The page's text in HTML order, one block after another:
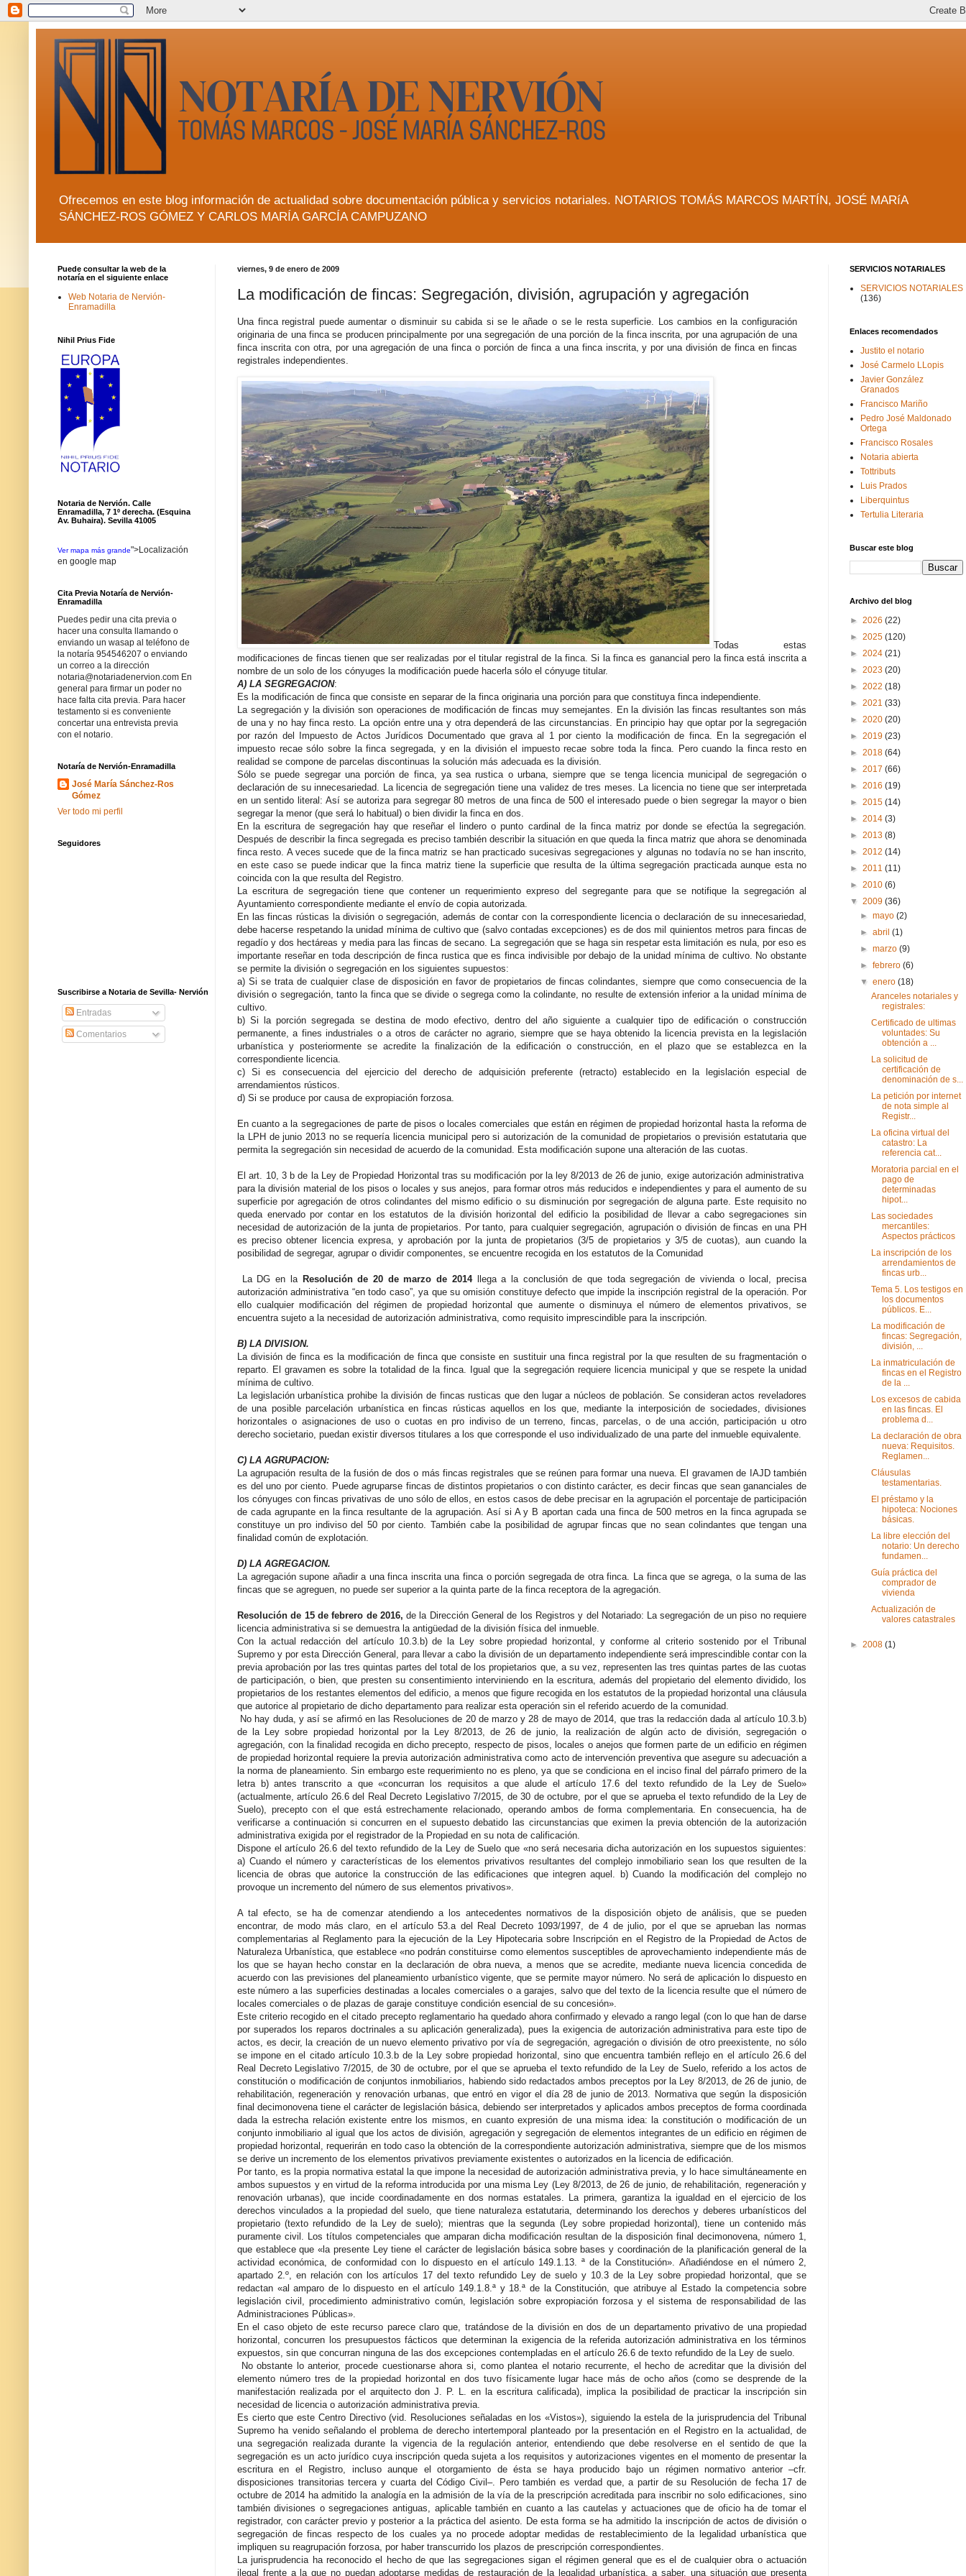
Ofrecemos en este blog información de actualidad sobre documentación pública y servicios notariales. NOTARIOS TOMÁS MARCOS MARTÍN, JOSÉ MARíA
SÁNCHEZ-ROS GÓMEZ Y CARLOS MARÍA GARCÍA CAMPUZANO
viernes, 9 de enero de 2009
La modificación de fincas: Segregación, división, agrupación y agregación
Una finca registral puede aumentar o disminuir su cabida si se le añade o se le resta superficie. Los cambios en la configuración
originaria de una finca se producen principalmente por una segregación de una porción de la finca inscrita, por una agrupación de una
finca inscrita con otra, por una agregación de una finca o porción de finca a una finca inscrita, y por una división de finca en fincas
registrales independientes.
Todas estas
modificaciones de fincas tienen que ser realizadas por el titular registral de la finca. Si la finca es ganancial pero la finca está inscrita a
nombre de un solo de los cónyuges la modificación puede hacerla sólo el cónyuge titular.
A) LA SEGREGACION:
Es la modificación de finca que consiste en separar de la finca originaria una porción para que constituya finca independiente.
La segregación y la división son operaciones de modificación de fincas muy semejantes. En la división las fincas resultantes son más
de una y no hay finca resto. La opción entre una y otra dependerá de las circunstancias. En principio hay que optar por la segregación
por razón del Impuesto de Actos Jurídicos Documentado que grava al 1 por ciento la modificación de finca. En la segregación el
impuesto recae sólo sobre la finca segregada, y en la división el impuesto recae sobre toda la finca. Pero cuando la finca resto en
realidad se compone de parcelas discontinuas la solución más adecuada es la división.
Sólo se puede segregar una porción de finca, ya sea rustica o urbana, siempre que se tenga licencia municipal de segregación o
declaración de su innecesariedad. La licencia de segregación tiene una validez de tres meses. La licencia no tiene que ser interpretada
en un sentido literal: Así se autoriza para segregar 80 metros de una finca de 500 el interesado puede o bien segregar la mayor o bien
segregar la menor (que será lo habitual) o bien dividir la finca en dos.
En la escritura de segregación hay que reseñar el lindero o punto cardinal de la finca matriz por donde se efectúa la segregación.
Después de describir la finca segregada es preciso también describir la situación en que queda la finca matriz que ahora se denominada
finca resto. A veces sucede que de la finca matriz se han practicado sucesivas segregaciones y algunas no todavía no se han inscrito,
en este caso se puede indicar que la finca matriz tiene la superficie que resulta de la última segregación practicada aunque esta no
coincida con la que resulta del Registro.
La escritura de segregación tiene que contener un requerimiento expreso del segregante para que se notifique la segregación al
Ayuntamiento correspondiente mediante el envío de copia autorizada.
En las fincas rústicas la división o segregación, además de contar con la correspondiente licencia o declaración de su innecesariedad,
debe hacerse respetando la unidad mínima de cultivo que (salvo contadas excepciones) es de dos mil quinientos metros para fincas de
regadío y dos hectáreas y media para las fincas de secano. La segregación que se haga sin respetar esta limitación es nula, por eso es
importante reseñar en toda descripción de finca rustica que es finca indivisible por debajo de la unidad mínima de cultivo. No obstante
se permite la división o segregación en los siguientes supuestos:
a) Si se trata de cualquier clase de disposición en favor de propietarios de fincas colindantes, siempre que como consecuencia de la
división o segregación, tanto la finca que se divide o segrega como la colindante, no resulte de extensión inferior a la unidad mínima de
cultivo.
b) Si la porción segregada se destina de modo efectivo, dentro del año siguiente a cualquier tipo de edificación o construcción
permanente, a fines industriales o a otros de carácter no agrario, siempre que se haya obtenido la licencia prevista en la legislación
urbanística y posteriormente se acredite la finalización de la edificación o construcción, en el plazo que se establezca en la
correspondiente licencia.
c) Si es consecuencia del ejercicio del derecho de adquisición preferente (retracto) establecido en la legislación especial de
arrendamientos rústicos.
d) Si se produce por causa de expropiación forzosa.
En cuanto a la segregaciones de parte de pisos o locales comerciales que están en régimen de propiedad horizontal hasta la reforma de
la LPH de junio 2013 no se requería licencia municipal pero si autorización de la comunidad de propietarios o previsión estatutaria que
permita la segregación sin necesidad de acuerdo de la comunidad. Esta modificación supone una alteración de las cuotas.
El art. 10, 3 b de la Ley de Propiedad Horizontal tras su modificación por la ley 8/2013 de 26 de junio, exige autorización administrativa
para la división material de los pisos o locales y sus anejos, para formar otros más reducidos e independientes y para el aumento de su
superficie por agregación de otros colindantes del mismo edificio o su disminución por segregación de alguna parte. Este requisito no
queda enervado por contar en los estatutos de la división horizontal del edificio la posibilidad de llevar a cabo segregaciones sin
necesidad de autorización de la junta de propietarios. Por tanto, para cualquier segregación, agrupación o división de fincas en una PH
es preciso obtener licencia expresa, y aprobación por la junta de propietarios (3/5 de propietarios y 3/5 de cuotas), aun cuando la
posibilidad de segregar, agrupar o dividir componentes, se encuentre recogida en los estatutos de la Comunidad
La DG en la Resolución de 20 de marzo de 2014llega a la conclusión de que toda segregación de vivienda o local, precisa
autorización administrativa “en todo caso”, ya que su omisión constituye defecto que impide la inscripción registral de la operación. Por
ello cualquier modificación del régimen de propiedad horizontal que aumente o disminuya el número de elementos privativos, se
encuentra sujeto a la necesidad de autorización administrativa, como requisito imprescindible para la inscripción.
B) LA DIVISION.
La división de finca es la modificación de finca que consiste en sustituir una finca registral por la que resulten de su fragmentación o
reparto. El gravamen es sobre la totalidad de la finca. Igual que la segregación requiere licencia municipal y que se respete la unidad
mínima de cultivo.
La legislación urbanística prohibe la división de fincas rusticas que den lugar a núcleos de población. Se consideran actos reveladores
de una posible parcelación urbanística en fincas rústicas aquellos en los que, mediante la interposición de sociedades, divisiones
horizontales o asignaciones de uso o cuotas en pro indiviso de un terreno, fincas, parcelas, o de una acción, participación u otro
derecho societario, puedan existir diversos titulares a los que corresponde el uso individualizado de una parte del inmueble equivalente.
C) LA AGRUPACION:
La agrupación resulta de la fusión de dos o más fincas registrales que se reúnen para formar una nueva. El gravamen de IAJD también
es del uno por ciento. Puede agruparse fincas de distintos propietarios o con distinto carácter, es decir fincas que sean gananciales de
los cónyuges con fincas privativas de uno sólo de ellos, en estos casos de debe precisar en la agrupación el porcentaje de participación
de cada agrupante en la finca resultante de la agrupación. Así si A y B aportan cada una finca de 500 metros en la finca agrupada se
constituye un pro indiviso del 50 por ciento. También cabe la posibilidad de agrupar fincas que no sean colindantes que tengan una
finalidad común de explotación.
D) LA AGREGACION.
La agregación supone añadir a una finca inscrita una finca o porción segregada de otra finca. La finca que se agrega, o la suma de las
fincas que se agreguen, no puede ser superior a la quinta parte de la finca receptora de la agregación.
Resolución de 15 de febrero de 2016, de la Dirección General de los Registros y del Notariado: La segregación de un piso no requiere
licencia administrativa si se demuestra la antigüedad de la división física del inmueble.
Con la actual redacción del artículo 10.3.b) de la Ley sobre propiedad horizontal, y conforme al criterio sostenido por el Tribunal
Supremo y por esta Dirección General, para llevar a cabo la división de un departamento independiente será imprescindible contar con la
previa aprobación por las tres quintas partes del total de los propietarios que, a su vez, representen las tres quintas partes de las cuotas
de participación, o bien, que presten su consentimiento interviniendo en la escritura, además del propietario del elemento dividido, los
propietarios de los restantes elementos del edificio, a menos que figure recogida en los estatutos de la propiedad horizontal una cláusula
que autorice al propietario de dicho departamento para realizar esta operación sin el referido acuerdo de la comunidad.
No hay duda, y así se afirmó en las Resoluciones de 20 de marzo y 28 de mayo de 2014, que tras la redacción dada al artículo 10.3.b)
de la Ley sobre propiedad horizontal por la Ley 8/2013, de 26 de junio, la realización de algún acto de división, segregación o
agregación, con la finalidad recogida en dicho precepto, respecto de pisos, locales o anejos que formen parte de un edificio en régimen
de propiedad horizontal requiere la previa autorización administrativa como acto de intervención preventiva que asegure su adecuación a
la norma de planeamiento. Sin embargo este requerimiento no es pleno, ya que se condiciona en el inciso final del párrafo primero de la
letra b) antes transcrito a que «concurran los requisitos a que alude el artículo 17.6 del texto refundido de la Ley de Suelo»
(actualmente, artículo 26.6 del Real Decreto Legislativo 7/2015, de 30 de octubre, por el que se aprueba el texto refundido de la Ley de
Suelo), precepto con el que está estrechamente relacionado, operando ambos de forma complementaria. En consecuencia, ha de
verificarse a continuación si concurren en el supuesto debatido las circunstancias que eximen la previa obtención de la autorización
administrativa exigida por el registrador de la Propiedad en su nota de calificación.
Dispone el artículo 26.6 del texto refundido de la Ley de Suelo que «no será necesaria dicha autorización en los supuestos siguientes:
a) Cuando el número y características de los elementos privativos resultantes del complejo inmobiliario sean los que resulten de la
licencia de obras que autorice la construcción de las edificaciones que integren aquel. b) Cuando la modificación del complejo no
provoque un incremento del número de sus elementos privativos».
A tal efecto, se ha de comenzar atendiendo a los antecedentes normativos de la disposición objeto de análisis, que se pueden
encontrar, de modo más claro, en el artículo 53.a del Real Decreto 1093/1997, de 4 de julio, por el que se aprueban las normas
complementarias al Reglamento para la ejecución de la Ley Hipotecaria sobre Inscripción en el Registro de la Propiedad de Actos de
Naturaleza Urbanística, que establece «no podrán constituirse como elementos susceptibles de aprovechamiento independiente más de
los que se hayan hecho constar en la declaración de obra nueva, a menos que se acredite, mediante nueva licencia concedida de
acuerdo con las previsiones del planeamiento urbanístico vigente, que se permite mayor número. No será de aplicación lo dispuesto en
este número a las superficies destinadas a locales comerciales o a garajes, salvo que del texto de la licencia resulte que el número de
locales comerciales o de plazas de garaje constituye condición esencial de su concesión».
Este criterio recogido en el citado precepto reglamentario ha quedado ahora confirmado y elevado a rango legal (con lo que han de darse
por superados los reparos doctrinales a su aplicación generalizada), pues la exigencia de autorización administrativa para este tipo de
actos, es decir, la creación de un nuevo elemento privativo por vía de segregación, agregación o división de otro preexistente, no sólo
se impone en el citado artículo 10.3.b de la Ley sobre propiedad horizontal, sino que encuentra también reflejo en el artículo 26.6 del
Real Decreto Legislativo 7/2015, de 30 de octubre, por el que se aprueba el texto refundido de la Ley de Suelo, referido a los actos de
constitución o modificación de conjuntos inmobiliarios, habiendo sido redactados ambos preceptos por la Ley 8/2013, de 26 de junio, de
rehabilitación, regeneración y renovación urbanas, que entró en vigor el día 28 de junio de 2013. Normativa que según la disposición
final decimonovena tiene el carácter de legislación básica, debiendo ser interpretados y aplicados ambos preceptos de forma coordinada
dada la estrecha relación existente entre los mismos, en cuanto expresión de una misma idea: la constitución o modificación de un
conjunto inmobiliario al igual que los actos de división, agregación y segregación de elementos integrantes de un edificio en régimen de
propiedad horizontal, requerirán en todo caso la obtención de la correspondiente autorización administrativa, siempre que de los mismos
se derive un incremento de los elementos privativos previamente existentes o autorizados en la licencia de edificación.
Por tanto, es la propia normativa estatal la que impone la necesidad de autorización administrativa previa, y lo hace simultáneamente en
ambos supuestos y en virtud de la reforma introducida por una misma Ley (Ley 8/2013, de 26 de junio, de rehabilitación, regeneración y
renovación urbanas), que incide coordinadamente en dos normas estatales. La primera, garantiza la igualdad en el ejercicio de los
derechos vinculados a la propiedad del suelo, que tiene naturaleza estatutaria, determinando los derechos y deberes urbanísticos del
propietario (texto refundido de la Ley de suelo); mientras que la segunda (Ley sobre propiedad horizontal), tiene un contenido más
puramente civil. Los títulos competenciales que amparan dicha modificación resultan de la disposición final decimonovena, número 1,
que establece que «la presente Ley tiene el carácter de legislación básica sobre bases y coordinación de la planificación general de la
actividad económica, de conformidad con lo dispuesto en el artículo 149.1.13. ª de la Constitución». Añadiéndose en el número 2,
apartado 2.º, en relación con los artículos 17 del texto refundido Ley de suelo y 10.3 de la Ley sobre propiedad horizontal, que se
redactan «al amparo de lo dispuesto en el artículo 149.1.8.ª y 18.ª de la Constitución, que atribuye al Estado la competencia sobre
legislación civil, procedimiento administrativo común, legislación sobre expropiación forzosa y el sistema de responsabilidad de las
Administraciones Públicas».
En el caso objeto de este recurso parece claro que, tratándose de la división en dos de un departamento privativo de una propiedad
horizontal, concurren los presupuestos fácticos que determinan la exigencia de la referida autorización administrativa en los términos
expuestos, sin que concurran ninguna de las dos excepciones contempladas en el artículo 26.6 de texto refundido de la Ley de suelo.
No obstante lo anterior, procede cuestionarse ahora si, como plantea el notario recurrente, el hecho de acreditar que la división del
elemento número tres de la propiedad horizontal en dos tuvo físicamente lugar hace más de ocho años (como se desprende de la
manifestación realizada por el arquitecto don J. P. L. en la escritura calificada), implica la posibilidad de practicar la inscripción sin
necesidad de licencia o autorización administrativa previa.
Es cierto que este Centro Directivo (vid. Resoluciones señaladas en los «Vistos»), siguiendo la estela de la jurisprudencia del Tribunal
Supremo ha venido señalando el problema de derecho intertemporal planteado por la presentación en el Registro en la actualidad, de
una segregación realizada durante la vigencia de la regulación anterior, entendiendo que debe resolverse en el sentido de que la
segregación es un acto jurídico cuya inscripción queda sujeta a los requisitos y autorizaciones vigentes en el momento de presentar la
escritura en el Registro, incluso aunque el otorgamiento de ésta se haya producido bajo un régimen normativo anterior –cfr.
disposiciones transitorias tercera y cuarta del Código Civil–. Pero también es verdad que, a partir de su Resolución de fecha 17 de
octubre de 2014 ha admitido la analogía en la admisión de la vía de la prescripción acreditada para inscribir no solo edificaciones, sino
también divisiones o segregaciones antiguas, aplicable también en cuanto a las cautelas y actuaciones que de oficio ha de tomar el
registrador, con carácter previo y posterior a la práctica del asiento. De esta forma se ha admitido la inscripción de actos de división o
segregación de fincas respecto de los cuales ya no procede adoptar medidas de restablecimiento de la legalidad urbanística que
impliquen su reagrupación forzosa, por haber transcurrido los plazos de prescripción correspondientes.
La jurisprudencia ha reconocido el hecho de que las segregaciones sigan el régimen general que es el de cualquier obra o actuación
ilegal frente a la que no puedan adoptarse medidas de restauración de la legalidad urbanística, a saber, una situación que presenta
Puede consultar la web de la
notaría en el siguiente enlace
Web Notaria de Nervión-
Enramadilla
Nihil Prius Fide
Notaria de Nervión. Calle
Enramadilla, 7 1º derecha. (Esquina
Av. Buhaira). Sevilla 41005
Ver mapa más grande">Localización
en google map
Cita Previa Notaría de Nervión-
Enramadilla
Puedes pedir una cita previa o
hacer una consulta llamando o
enviando un wasap al teléfono de
la notaría 954546207 o enviando
un correo a la dirección
notaria@notariadenervion.com En
general para firmar un poder no
hace falta cita previa. Para hacer
testamento si es conveniente
concertar una entrevista previa
con el notario.
Notaría de Nervión-Enramadilla
José María Sánchez-Ros
Gómez
Ver todo mi perfil
Seguidores
Suscribirse a Notaria de Sevilla- Nervión
Entradas
Comentarios
SERVICIOS NOTARIALES
SERVICIOS NOTARIALES
(136)
Enlaces recomendados
Justito el notario
José Carmelo LLopis
Javier González
Granados
Francisco Mariño
Pedro José Maldonado
Ortega
Francisco Rosales
Notaria abierta
Tottributs
Luis Prados
Liberquintus
Tertulia Literaria
Buscar este blog
Archivo del blog
► 2026 (22)
► 2025 (120)
► 2024 (21)
► 2023 (20)
► 2022 (18)
► 2021 (33)
► 2020 (20)
► 2019 (23)
► 2018 (64)
► 2017 (66)
► 2016 (19)
► 2015 (14)
► 2014 (3)
► 2013 (8)
► 2012 (14)
► 2011 (11)
► 2010 (6)
▼ 2009 (36)
►mayo(2)
►abril(1)
►marzo(9)
►febrero(6)
▼enero(18)
Aranceles notariales y
registrales:
Certificado de ultimas
voluntades: Su
obtención a ...
La solicitud de
certificación de
denominación de s...
La petición por internet
de nota simple al
Registr...
La oficina virtual del
catastro: La
referencia cat...
Moratoria parcial en el
pago de
determinadas
hipot...
Las sociedades
mercantiles:
Aspectos prácticos
La inscripción de los
arrendamientos de
fincas urb...
Tema 5. Los testigos en
los documentos
públicos. E...
La modificación de
fincas: Segregación,
división, ...
La inmatriculación de
fincas en el Registro
de la ...
Los excesos de cabida
en las fincas. El
problema d...
La declaración de obra
nueva: Requisitos.
Reglamen...
Cláusulas
testamentarias.
El préstamo y la
hipoteca: Nociones
básicas.
La libre elección del
notario: Un derecho
fundamen...
Guía práctica del
comprador de
vivienda
Actualización de
valores catastrales
► 2008 (1)